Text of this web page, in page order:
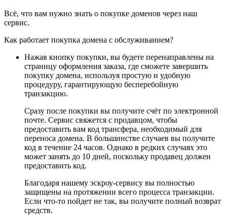
Всё, что вам нужно знать о покупке доменов через наш
сервис.
Как работает покупка домена с обслуживанием?
Нажав кнопку покупки, вы будете перенаправлены на
страницу оформления заказа, где сможете завершить
покупку домена, используя простую и удобную
процедуру, гарантирующую бесперебойную
транзакцию.
Сразу после покупки вы получите счёт по электронной
почте. Сервис свяжется с продавцом, чтобы
предоставить вам код трансфера, необходимый для
переноса домена. В большинстве случаев вы получите
код в течение 24 часов. Однако в редких случаях это
может занять до 10 дней, поскольку продавец должен
предоставить код.
Благодаря нашему эскроу-сервису вы полностью
защищены на протяжении всего процесса транзакции.
Если что-то пойдет не так, вы получите полный возврат
средств.